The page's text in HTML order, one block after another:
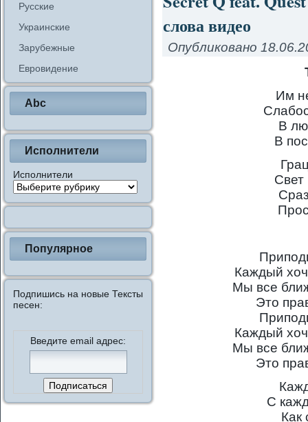
Русские
Украинские
Зарубежные
Евровидение
Abc
Исполнители
Исполнители
Популярное
Подпишись на новые Тексты
песен:
Введите email адрес:
слова видео
Опубликовано
Им
В
В
Свет
Каждый
Мы все
Это
Каждый
Мы все
Это
С
Как